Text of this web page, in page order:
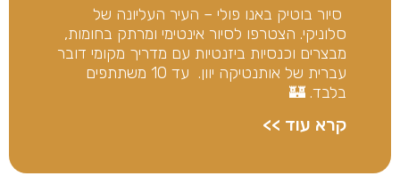
סיור בוטיק באנו פולי – העיר העליונה של
סלוניקי. הצטרפו לסיור אינטימי ומרתק בחומות,
מבצרים וכנסיות ביזנטיות עם מדריך מקומי דובר
עברית של אותנטיקה יוון. עד 10 משתתפים
בלבד. 🏰
קרא עוד >>